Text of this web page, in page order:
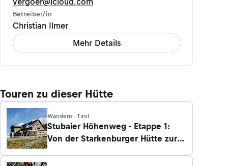
Betreiber/in
Christian Ilmer
Mehr Details
Touren zu dieser Hütte
Wandern · Tirol
Stubaier Höhenweg - Etappe 1:
Von der Starkenburger Hütte zur